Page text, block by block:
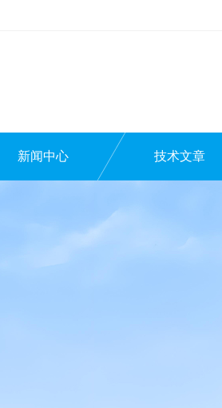
新闻中心 技术文章